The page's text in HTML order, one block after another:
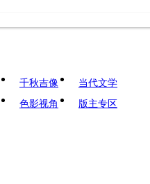
千秋吉像
当代文学
色影视角 版主专区